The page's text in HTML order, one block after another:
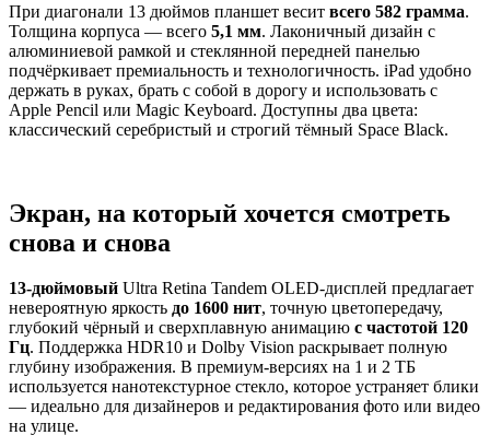
При диагонали 13 дюймов планшет весит всего 582 грамма.
Толщина корпуса — всего 5,1 мм. Лаконичный дизайн с
алюминиевой рамкой и стеклянной передней панелью
подчёркивает премиальность и технологичность. iPad удобно
держать в руках, брать с собой в дорогу и использовать с
Apple Pencil или Magic Keyboard. Доступны два цвета:
классический серебристый и строгий тёмный Space Black.
Экран, на который хочется смотреть
снова и снова
13-дюймовый Ultra Retina Tandem OLED-дисплей предлагает
невероятную яркость до 1600 нит, точную цветопередачу,
глубокий чёрный и сверхплавную анимацию с частотой 120
Гц. Поддержка HDR10 и Dolby Vision раскрывает полную
глубину изображения. В премиум-версиях на 1 и 2 ТБ
используется нанотекстурное стекло, которое устраняет блики
— идеально для дизайнеров и редактирования фото или видео
на улице.